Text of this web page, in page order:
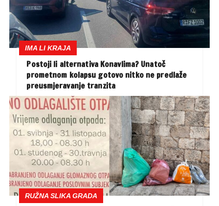
IMA LI KRAJA
Postoji li alternativa Konavlima? Unatoč
prometnom kolapsu gotovo nitko ne predlaže
preusmjeravanje tranzita
RUŽNA SLIKA GRADA